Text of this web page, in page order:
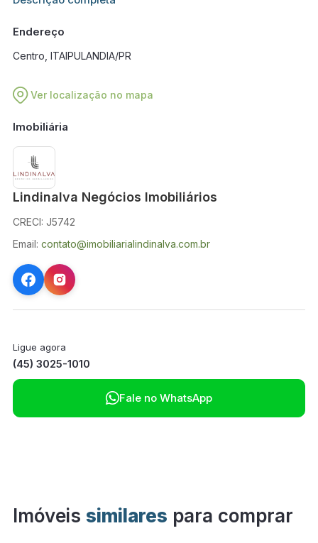
Endereço
Centro, ITAIPULANDIA/PR
Ver localização no mapa
Imobiliária
Lindinalva Negócios Imobiliários
CRECI: J5742
Email: contato@imobiliarialindinalva.com.br
Ligue agora
(45) 3025-1010
Fale no WhatsApp
Imóveis similares para comprar